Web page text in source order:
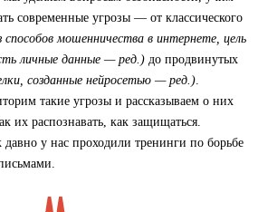
современные угрозы — от классического
способов мошенничества в интернете, цель
личные данные — ред.) до продвинутых
созданные нейросетью — ред.)
такие угрозы и рассказываем о них
их распознавать, как защищаться.
у нас проходили тренинги по борьбе